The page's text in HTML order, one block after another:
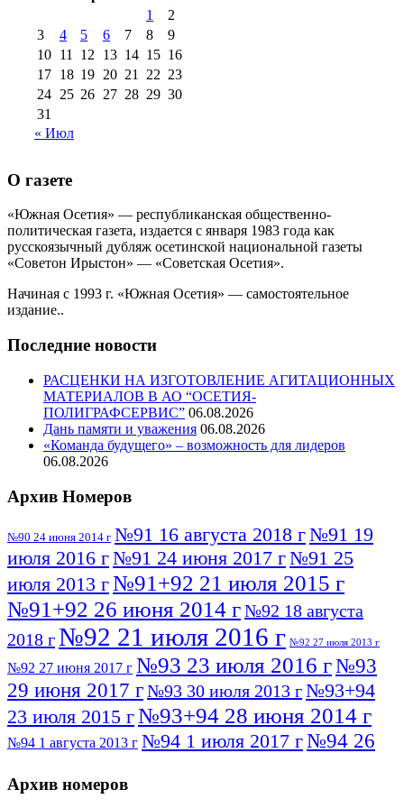
1
2
3
4 5 6 7 8
9
10 11 12 13 14 15 16
17 18 19 20 21 22 23
24 25 26 27 28 29 30
31
« Июл
О газете
«Южная Осетия» — республиканская общественно-
политическая газета, издается с января 1983 года как
русскоязычный дубляж осетинской национальной газеты
«Советон Ирыстон» — «Советская Осетия».
Начиная с 1993 г. «Южная Осетия» — самостоятельное
издание..
Последние новости
РАСЦЕНКИ НА ИЗГОТОВЛЕНИЕ АГИТАЦИОННЫХ
МАТЕРИАЛОВ В АО “ОСЕТИЯ-
ПОЛИГРАФСЕРВИС” 06.08.2026
Дань памяти и уважения 06.08.2026
«Команда будущего» – возможность для лидеров
06.08.2026
Архив Номеров
№90 24 июня 2014 г №91 16 августа 2018 г№91 19
июля 2016 г№91 24 июня 2017 г№91 25
июля 2013 г№91+92 21 июля 2015 г
№91+92 26 июня 2014 г№92 18 августа
2018 г№92 21 июля 2016 г №92 27 июля 2013 г
№92 27 июня 2017 г №93 23 июля 2016 г№93
29 июня 2017 г№93 30 июля 2013 г№93+94
23 июля 2015 г№93+94 28 июня 2014 г
№94 1 августа 2013 г №94 1 июля 2017 г№94 26
№95 7 августа 2012 г
Архив номеров